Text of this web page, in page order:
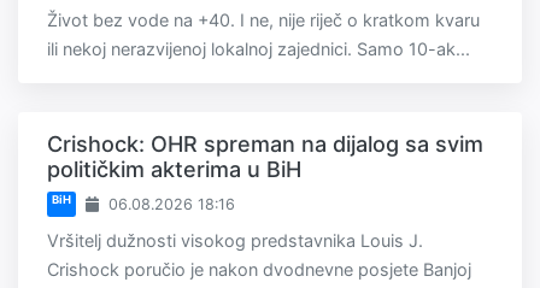
Život bez vode na +40. I ne, nije riječ o kratkom kvaru
ili nekoj nerazvijenoj lokalnoj zajednici. Samo 10-ak...
Crishock: OHR spreman na dijalog sa svim
političkim akterima u BiH
BiH 06.08.2026 18:16
Vršitelj dužnosti visokog predstavnika Louis J.
Crishock poručio je nakon dvodnevne posjete Banjoj